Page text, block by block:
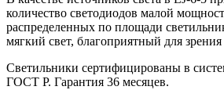
количество светодиодов малой
распределенных по площади
мягкий свет, благоприятный для зрения
Светильники сертифицированы в
ГОСТ Р. Гарантия 36 месяцев.